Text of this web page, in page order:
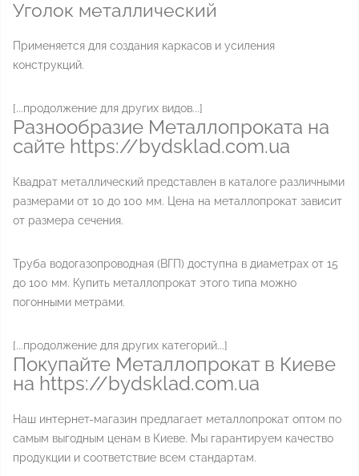
Уголок металлический
Применяется для создания каркасов и усиления
конструкций.
[...продолжение для других видов...]
Разнообразие Металлопроката на
сайте https://bydsklad.com.ua
Квадрат металлический представлен в каталоге различными
размерами от 10 до 100 мм. Цена на металлопрокат зависит
от размера сечения.
Труба водогазопроводная (ВГП) доступна в диаметрах от 15
до 100 мм. Купить металлопрокат этого типа можно
погонными метрами.
[...продолжение для других категорий...]
Покупайте Металлопрокат в Киеве
на https://bydsklad.com.ua
Наш интернет-магазин предлагает металлопрокат оптом по
самым выгодным ценам в Киеве. Мы гарантируем качество
продукции и соответствие всем стандартам.